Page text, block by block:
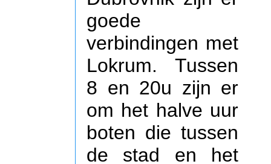
goede
verbindingen met
Lokrum. Tussen
8 en 20u zijn er
om het halve uur
boten die tussen
de stad en het